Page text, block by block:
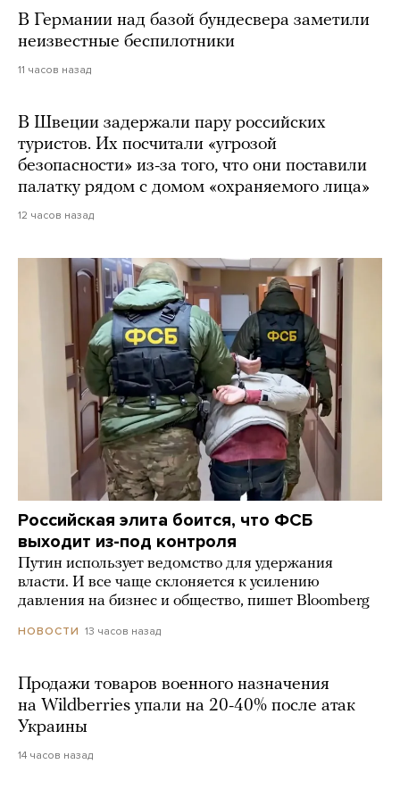
В Германии над базой бундесвера заметили
неизвестные беспилотники
11 часов назад
В Швеции задержали пару российских
туристов. Их посчитали «угрозой
безопасности» из-за того, что они поставили
палатку рядом с домом «охраняемого лица»
12 часов назад
Российская элита боится, что ФСБ
выходит из-под контроля
Путин использует ведомство для удержания
власти. И все чаще склоняется к усилению
давления на бизнес и общество, пишет Bloomberg
НОВОСТИ 13 часов назад
Продажи товаров военного назначения
на Wildberries упали на 20-40% после атак
Украины
14 часов назад